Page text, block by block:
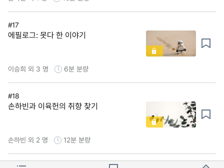
#17
에필로그: 못다 한 이야기
이승희 외 3 명 6분 분량
#18
손하빈과 이육헌의 취향 찾기
손하빈 외 2 명 12분 분량